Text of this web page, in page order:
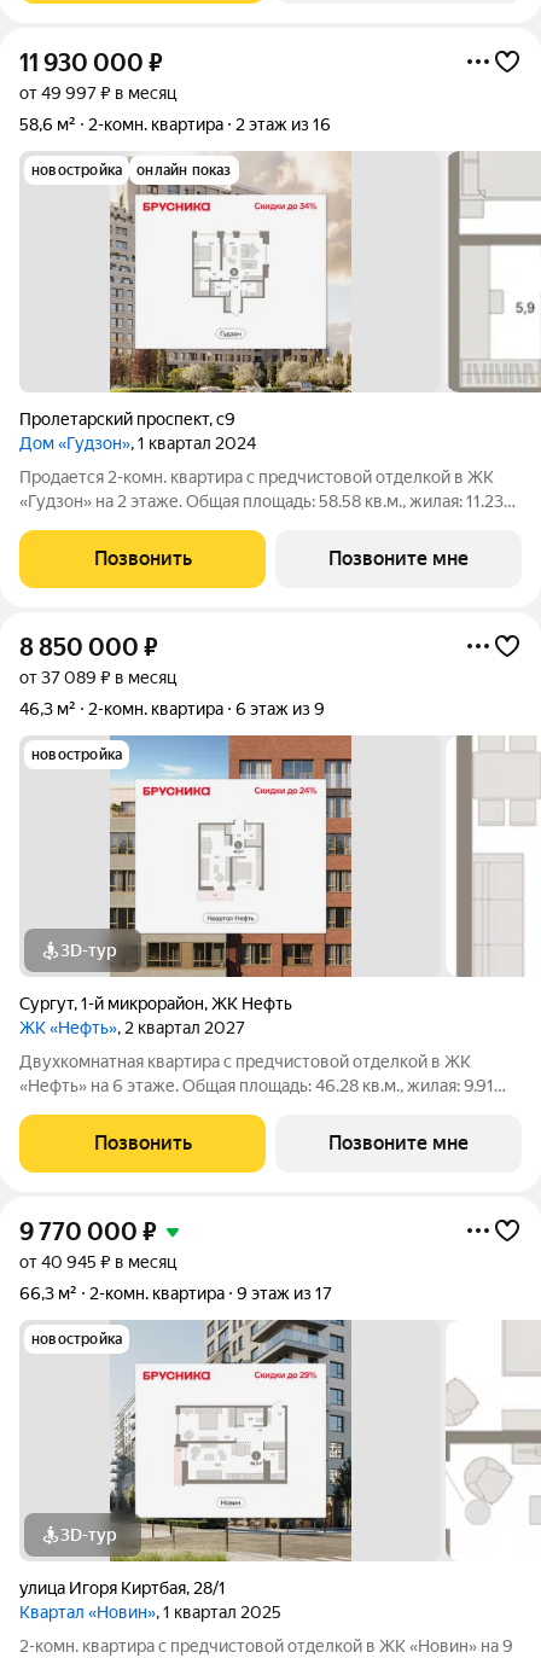
11 930 000 ₽
от 49 997 ₽ в месяц
58,6 м²
2-комн. квартира 2 этаж из 16
новостройка онлайн показ
Пролетарский проспект,с9
Дом «Гудзон», 1 квартал 2024
Продается 2-комн. квартира с предчистовой отделкой в ЖК
«Гудзон» на 2 этаже. Общая площадь: 58.58 кв.м., жилая: 11.23
потолков 2.72 м. Квартира с кухней-гостиной и одной спальней
в Гудзоне.
Позвонить Позвоните мне
8 850 000 ₽
от 37 089 ₽ в месяц
46,3 м²
2-комн. квартира 6 этаж из 9
новостройка
3D-тур
Сургут,1-й микрорайон,ЖК Нефть
ЖК «Нефть», 2 квартал 2027
Двухкомнатная квартира с предчистовой отделкой в ЖК
«Нефть» на 6 этаже. Общая площадь: 46.28 кв.м., жилая: 9.91
потолков 2.7 м. Квартира с кухней-гостиной и одной спальней
в квартале
Позвонить Позвоните мне
9 770 000 ₽
от 40 945 ₽ в месяц
66,3 м²
2-комн. квартира 9 этаж из 17
новостройка
3D-тур
улица Игоря Киртбая, 28/1
Квартал «Новин», 1 квартал 2025
2-комн. квартира с предчистовой отделкой в ЖК «Новин» на 9